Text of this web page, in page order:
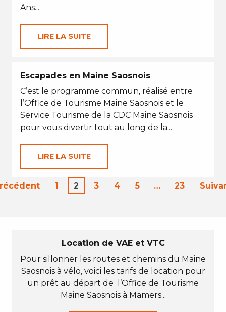
Ans...
LIRE LA SUITE
Escapades en Maine Saosnois
C’est le programme commun, réalisé entre
l’Office de Tourisme Maine Saosnois et le
Service Tourisme de la CDC Maine Saosnois
pour vous divertir tout au long de la...
LIRE LA SUITE
1 2 3 4 5 … 23
Location de VAE et VTC
Pour sillonner les routes et chemins du Maine
Saosnois à vélo, voici les tarifs de location pour
un prêt au départ de l’Office de Tourisme
Maine Saosnois à Mamers...